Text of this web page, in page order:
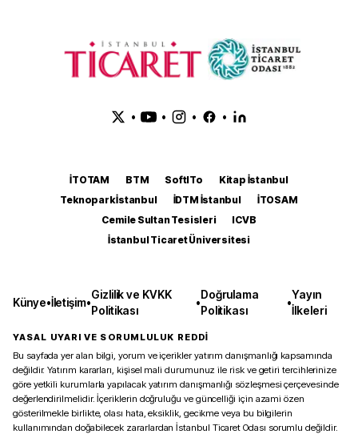
• • • •
İTOTAM BTM SoftITo
Kitap İstanbul
Teknopark İstanbul
İDTM İstanbul
İTOSAM
Cemile Sultan Tesisleri
ICVB
İstanbul Ticaret Üniversitesi
Künye•İletişim•
Gizlilik ve KVKK
Politikası
•
Doğrulama
Politikası
•
Yayın
İlkeleri
YASAL UYARI VE SORUMLULUK REDDİ
Bu sayfada yer alan bilgi, yorum ve içerikler yatırım danışmanlığı kapsamında
değildir. Yatırım kararları, kişisel mali durumunuz ile risk ve getiri tercihlerinize
göre yetkili kurumlarla yapılacak yatırım danışmanlığı sözleşmesi çerçevesinde
değerlendirilmelidir. İçeriklerin doğruluğu ve güncelliği için azami özen
gösterilmekle birlikte, olası hata, eksiklik, gecikme veya bu bilgilerin
kullanımından doğabilecek zararlardan İstanbul Ticaret Odası sorumlu değildir.